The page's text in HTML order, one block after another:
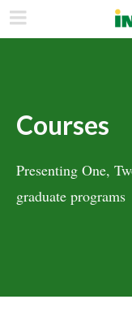
Courses
Presenting One,
graduate programs